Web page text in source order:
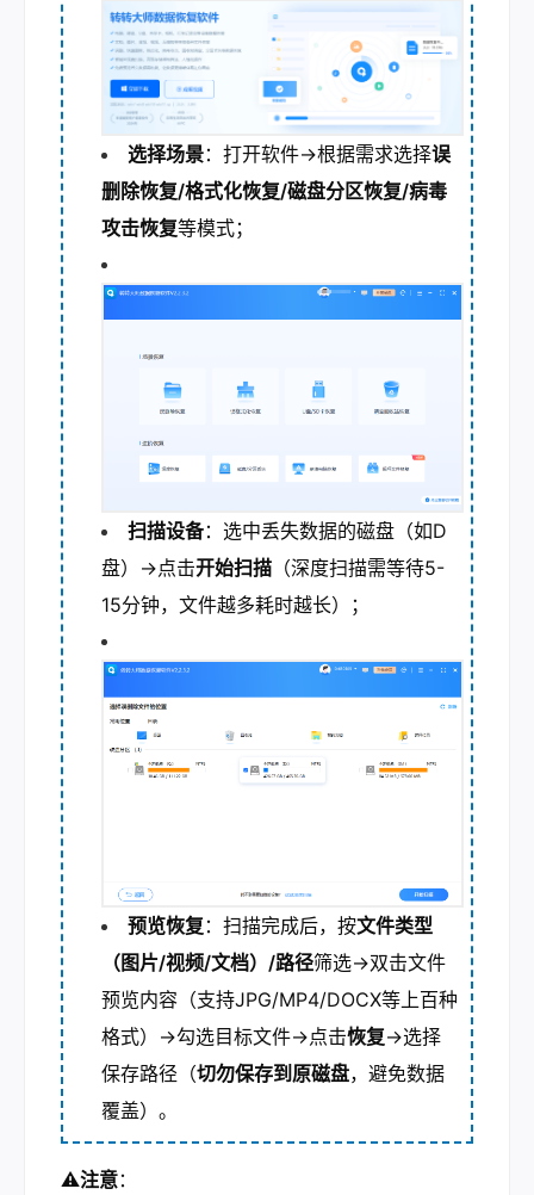
选择场景：打开软件→根据需求选择误
删除恢复/格式化恢复/磁盘分区恢复/病毒
攻击恢复等模式；
扫描设备：选中丢失数据的磁盘（如D
盘）→点击开始扫描 （深度扫描需等待5-
15分钟，文件越多耗时越长）；
预览恢复 ：扫描完成后，按文件类型
（图片/视频/文档）/路径筛选→双击文件
预览内容（支持JPG/MP4/DOCX等上百种
格式）→勾选目标文件→点击恢复→选择
保存路径（切勿保存到原磁盘，避免数据
覆盖）。
⚠️注意：